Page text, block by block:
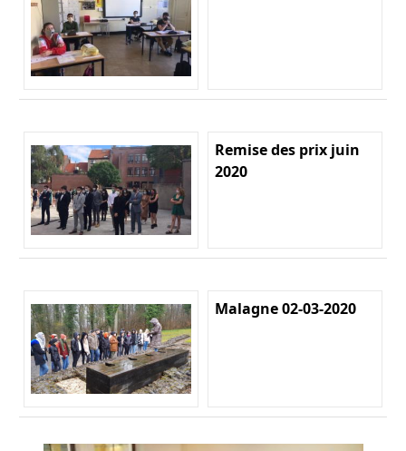
Remise des prix juin
2020
Malagne 02-03-2020